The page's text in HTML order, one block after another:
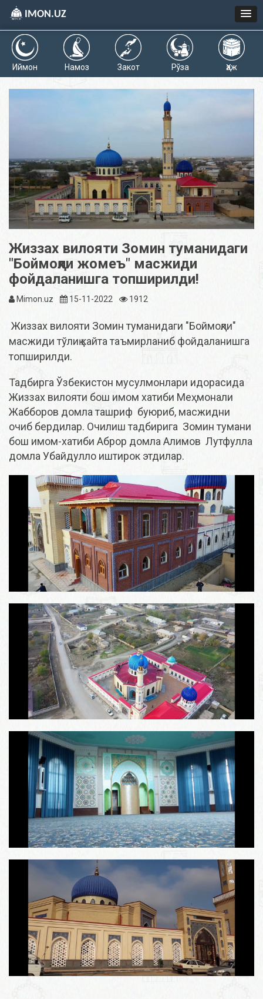
IMON.UZ
Иймон Намоз Закот Рўза Ҳаж
Жиззах вилояти Зомин туманидаги
"Боймоқли жомеъ" масжиди
фойдаланишга топширилди!
Mimon.uz 15-11-2022 1912
Жиззах вилояти Зомин туманидаги "Боймоқли"
масжиди тўлиқ кайта таъмирланиб фойдаланишга
топширилди.
Тадбирга Ўзбекистон мусулмонлари идорасида
Жиззах вилояти бош имом хатиби Меҳмонали
Жабборов домла ташриф буюриб, масжидни
очиб бердилар. Очилиш тадбирига Зомин тумани
бош имом-хатиби Аброр домла Алимов Лутфулла
домла Убайдулло иштирок этдилар.